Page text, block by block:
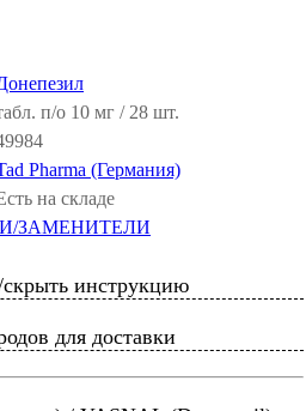
п/о 10 мг / 28 шт.
Pharma (Германия)
на складе
ЗАМЕНИТЕЛИ
инструкцию
для доставки